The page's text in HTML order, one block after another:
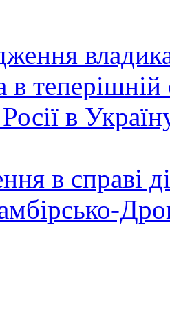
в теперішній
в
в справі